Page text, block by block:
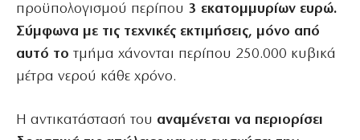
προϋπολογισμού περίπου 3 εκατομμυρίων ευρώ.
Σύμφωνα με τις τεχνικές εκτιμήσεις, μόνο από
αυτό το τμήμα χάνονται περίπου 250.000 κυβικά
μέτρα νερού κάθε χρόνο.
Η αντικατάστασή του αναμένεται να περιορίσει